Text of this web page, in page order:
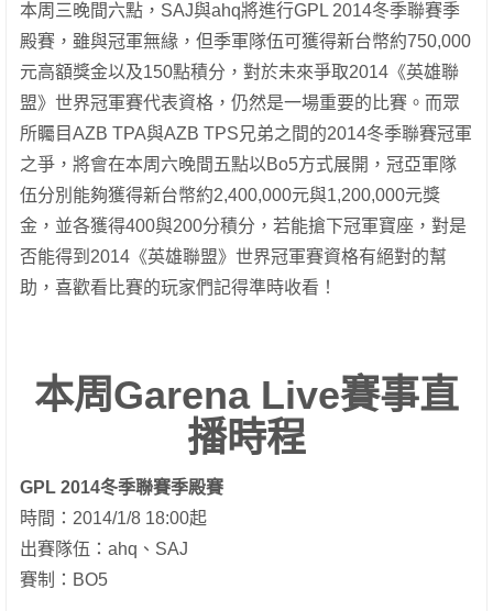
本周三晚間六點，SAJ與ahq將進行GPL 2014冬季聯賽季
殿賽，雖與冠軍無緣，但季軍隊伍可獲得新台幣約750,000
元高額獎金以及150點積分，對於未來爭取2014《英雄聯
盟》世界冠軍賽代表資格，仍然是一場重要的比賽。而眾
所矚目AZB TPA與AZB TPS兄弟之間的2014冬季聯賽冠軍
之爭，將會在本周六晚間五點以Bo5方式展開，冠亞軍隊
伍分別能夠獲得新台幣約2,400,000元與1,200,000元獎
金，並各獲得400與200分積分，若能搶下冠軍寶座，對是
否能得到2014《英雄聯盟》世界冠軍賽資格有絕對的幫
助，喜歡看比賽的玩家們記得準時收看！
本周Garena Live賽事直
播時程
GPL 2014冬季聯賽季殿賽
時間：2014/1/8 18:00起
出賽隊伍：ahq、SAJ
賽制：BO5